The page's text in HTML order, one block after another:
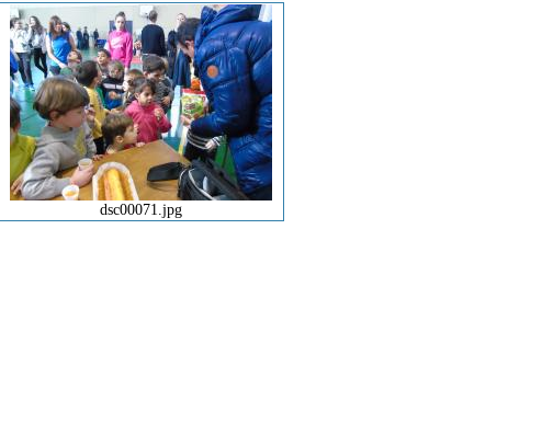
dsc00071.jpg